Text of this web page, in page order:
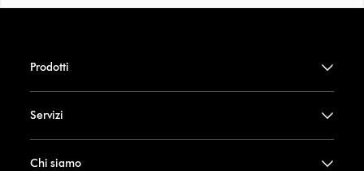
Prodotti
Servizi
Chi siamo